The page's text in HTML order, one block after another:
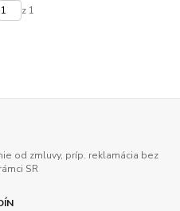
z 1
od zmluvy, príp. reklamácia bez
SR